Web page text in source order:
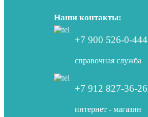
Наши контакты:
+7 900 526-0-444
справочная служба
+7 912 827-36-26
интернет - магазин